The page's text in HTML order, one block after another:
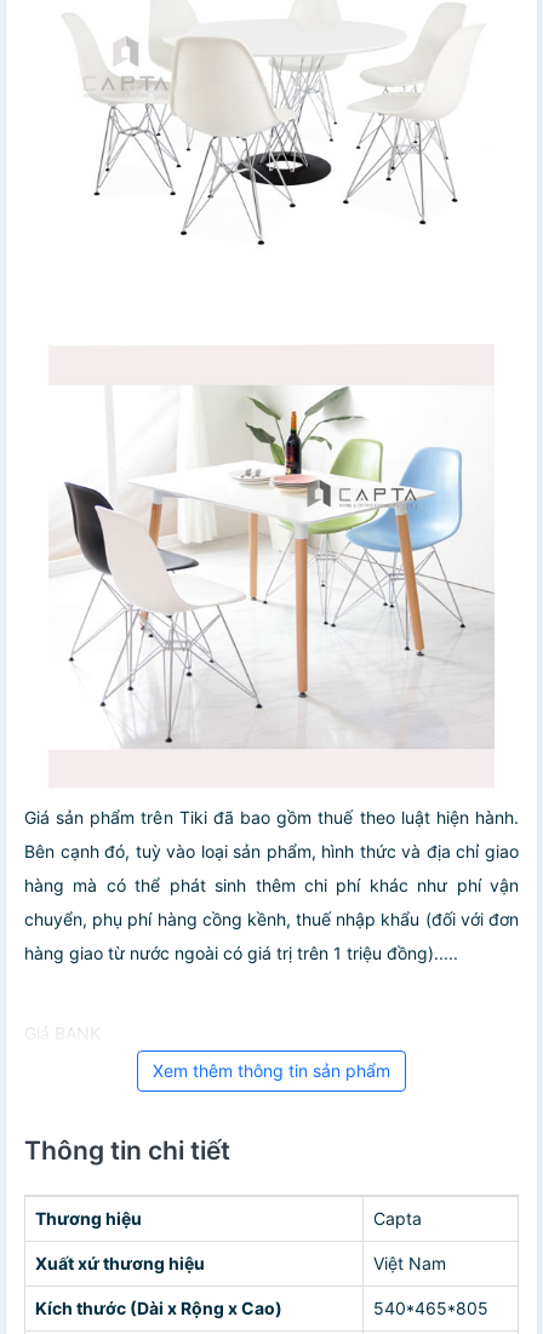
Giá sản phẩm trên Tiki đã bao gồm thuế theo luật hiện hành.
Bên cạnh đó, tuỳ vào loại sản phẩm, hình thức và địa chỉ giao
hàng mà có thể phát sinh thêm chi phí khác như phí vận
chuyển, phụ phí hàng cồng kềnh, thuế nhập khẩu (đối với đơn
hàng giao từ nước ngoài có giá trị trên 1 triệu đồng).....
Giá BANK
Xem thêm thông tin sản phẩm
Thông tin chi tiết
Thương hiệu Capta
Xuất xứ thương hiệu Việt Nam
Kích thước (Dài x Rộng x Cao) 540*465*805